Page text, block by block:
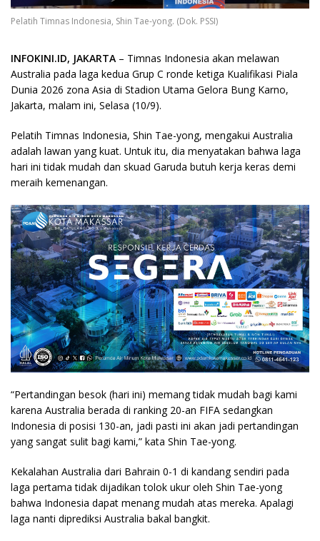
Pelatih Timnas Indonesia, Shin Tae-yong. (Dok. PSSI)
INFOKINI.ID, JAKARTA – Timnas Indonesia akan melawan
Australia pada laga kedua Grup C ronde ketiga Kualifikasi Piala
Dunia 2026 zona Asia di Stadion Utama Gelora Bung Karno,
Jakarta, malam ini, Selasa (10/9).
Pelatih Timnas Indonesia, Shin Tae-yong, mengakui Australia
adalah lawan yang kuat. Untuk itu, dia menyatakan bahwa laga
hari ini tidak mudah dan skuad Garuda butuh kerja keras demi
meraih kemenangan.
“Pertandingan besok (hari ini) memang tidak mudah bagi kami
karena Australia berada di ranking 20-an FIFA sedangkan
Indonesia di posisi 130-an, jadi pasti ini akan jadi pertandingan
yang sangat sulit bagi kami,” kata Shin Tae-yong.
Kekalahan Australia dari Bahrain 0-1 di kandang sendiri pada
laga pertama tidak dijadikan tolok ukur oleh Shin Tae-yong
bahwa Indonesia dapat menang mudah atas mereka. Apalagi
laga nanti diprediksi Australia bakal bangkit.